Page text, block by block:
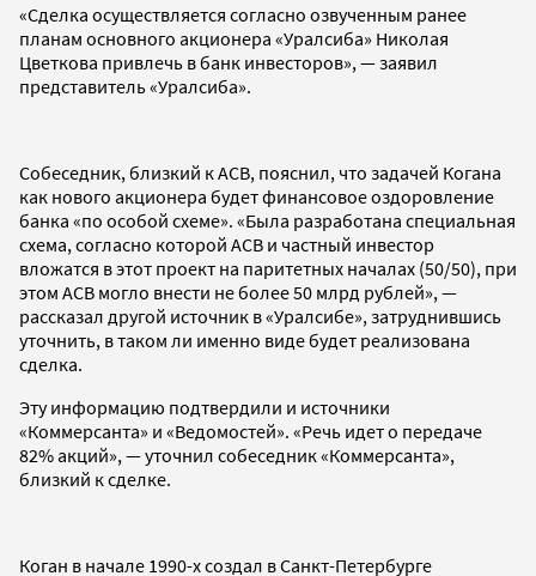
«Сделка осуществляется согласно озвученным ранее
планам основного акционера «Уралсиба» Николая
Цветкова привлечь в банк инвесторов», — заявил
представитель «Уралсиба».
Собеседник, близкий к АСВ, пояснил, что задачей Когана
как нового акционера будет финансовое оздоровление
банка «по особой схеме». «Была разработана специальная
схема, согласно которой АСВ и частный инвестор
вложатся в этот проект на паритетных началах (50/50), при
этом АСВ могло внести не более 50 млрд рублей», —
рассказал другой источник в «Уралсибе», затруднившись
уточнить, в таком ли именно виде будет реализована
сделка.
Эту информацию подтвердили и источники
«Коммерсанта» и «Ведомостей». «Речь идет о передаче
82% акций», — уточнил собеседник «Коммерсанта»,
близкий к сделке.
Коган в начале 1990-х создал в Санкт-Петербурге